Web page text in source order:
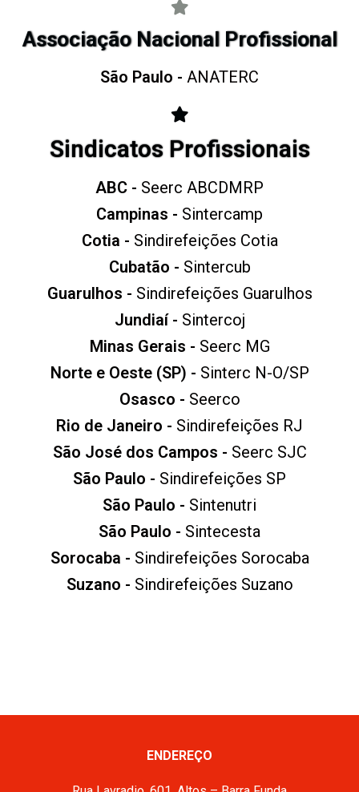
Associação Nacional Profissional
São Paulo - ANATERC
Sindicatos Profissionais
ABC - Seerc ABCDMRP
Campinas - Sintercamp
Cotia - Sindirefeições Cotia
Cubatão - Sintercub
Guarulhos - Sindirefeições Guarulhos
Jundiaí - Sintercoj
Minas Gerais - Seerc MG
Norte e Oeste (SP) - Sinterc N-O/SP
Osasco - Seerco
Rio de Janeiro - Sindirefeições RJ
São José dos Campos - Seerc SJC
São Paulo - Sindirefeições SP
São Paulo - Sintenutri
São Paulo - Sintecesta
Sorocaba - Sindirefeições Sorocaba
Suzano - Sindirefeições Suzano
ENDEREÇO